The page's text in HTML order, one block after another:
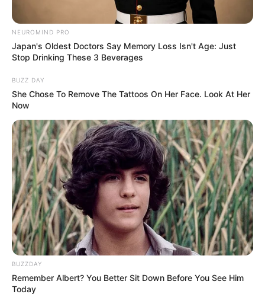
EXY sebagai seorang wanita
Seola sebagai Ji Hye
Lee Soo Min sebagai Hye Yeon
Lee Yeol Eum sebagai Soo Jin
Seo Ji Soo sebagai Hyeon Joo
AleXa
Kim Do Yoon sebagai Gi Hoon
Oh Ryoong
Lee Young Jin
Jung Won Chang sebagai Jeong Gyoon
Hoya sebagai Choong Jae
Pemeran Pendukung
Heo Yoon
NEUROMIND PRO
Japan's Oldest Doctors Say Memory Loss Isn't Age: Just
Stop Drinking These 3 Beverages
BUZZ DAY
She Chose To Remove The Tattoos On Her Face. Look At Her
Now
BUZZDAY
Remember Albert? You Better Sit Down Before You See Him
Today